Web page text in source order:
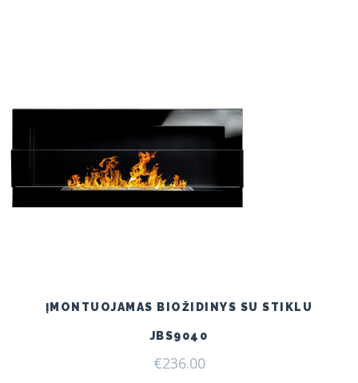
ĮMONTUOJAMAS BIOŽIDINYS SU STIKLU
JBS9040
€236.00